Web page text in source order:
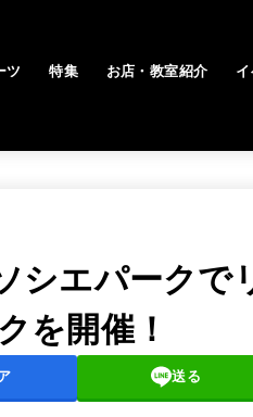
ツ 特集 お店・教室紹介 イ
シエパークで
を開催！
送る